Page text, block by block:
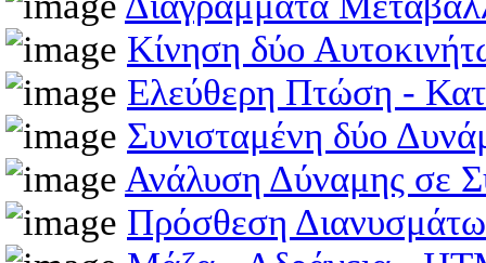
Κίνηση δύο
Ελεύθερη Πτώση -
Συνισταμένη δύο
Ανάλυση Δύναμης σε
Πρόσθεση